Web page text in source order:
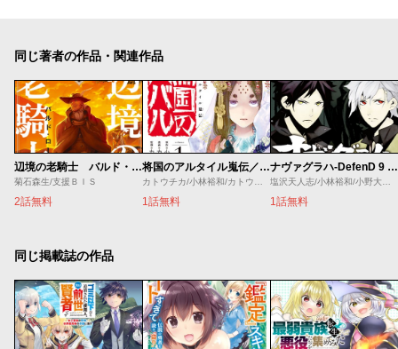
同じ著者の作品・関連作品
辺境の老騎士 バルド・ローエン
菊石森生/支援ＢＩＳ
2話無料
将国のアルタイル嵬伝／嶌国のスバル
1話無料
ナヴァグラハ-DefenD 9 Triggers-
1話無料
同じ掲載誌の作品